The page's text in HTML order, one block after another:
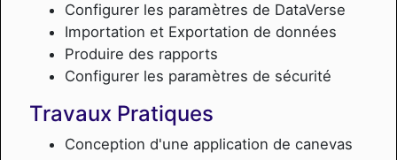
Configurer les paramètres de DataVerse
Importation et Exportation de données
Produire des rapports
Configurer les paramètres de sécurité
Travaux Pratiques
Conception d'une application de canevas